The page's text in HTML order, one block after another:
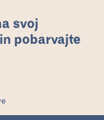
svoj
pobarvajte